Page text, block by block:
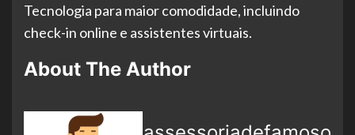
Tecnologia para maior comodidade, incluindo
check-in online e assistentes virtuais.
About The Author